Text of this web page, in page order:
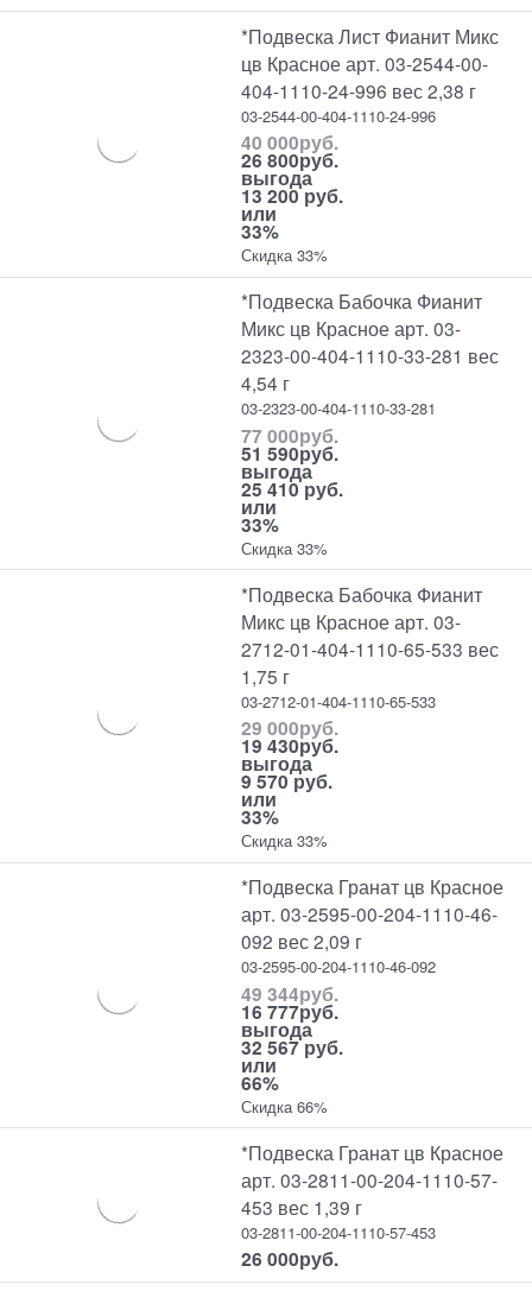
*Подвеска Лист Фианит Микс
цв Красное арт. 03-2544-00-
404-1110-24-996 вес 2,38 г
03-2544-00-404-1110-24-996
40 000руб.
26 800руб.
выгода
13 200 руб.
или
33%
Скидка 33%
*Подвеска Бабочка Фианит
Микс цв Красное арт. 03-
2323-00-404-1110-33-281 вес
4,54 г
03-2323-00-404-1110-33-281
77 000руб.
51 590руб.
выгода
25 410 руб.
или
33%
Скидка 33%
*Подвеска Бабочка Фианит
Микс цв Красное арт. 03-
2712-01-404-1110-65-533 вес
1,75 г
03-2712-01-404-1110-65-533
29 000руб.
19 430руб.
выгода
9 570 руб.
или
33%
Скидка 33%
*Подвеска Гранат цв Красное
арт. 03-2595-00-204-1110-46-
092 вес 2,09 г
03-2595-00-204-1110-46-092
49 344руб.
16 777руб.
выгода
32 567 руб.
или
66%
Скидка 66%
*Подвеска Гранат цв Красное
арт. 03-2811-00-204-1110-57-
453 вес 1,39 г
03-2811-00-204-1110-57-453
26 000руб.